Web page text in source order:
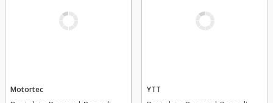
Motortec YTT